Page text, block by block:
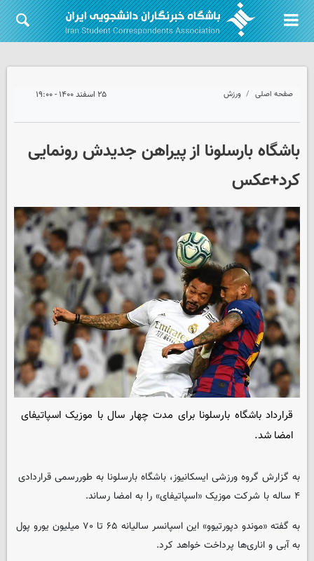
صفحه اصلی ورزش ۲۵ اسفند ۱۴۰۰ - ۱۹:۰۰
باشگاه بارسلونا از پیراهن جدیدش رونمایی
کرد+عکس
قرارداد باشگاه بارسلونا برای مدت چهار سال با موزیک اسپاتیفای
امضا شد.
به گزارش گروه ورزشی ایسکانیوز، باشگاه بارسلونا به طوررسمی قراردادی
۴ ساله با شرکت موزیک «اسپاتیفای» را به امضا رساند.
به گفته «موندو دپورتیوو» این اسپانسر سالیانه ۶۵ تا ۷۰ میلیون یورو پول
به آبی و اناری‌ها پرداخت خواهد کرد.